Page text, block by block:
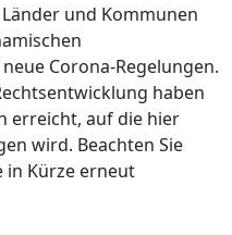
und Kommunen
Corona-Regelungen.
haben
erreicht, auf die hier
wird. Beachten Sie
in Kürze erneut